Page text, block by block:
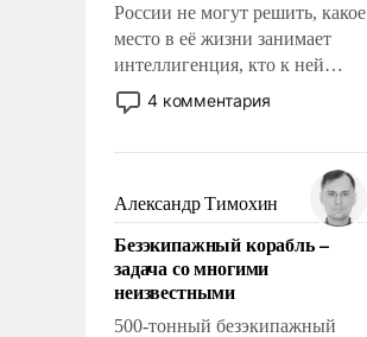
России не могут решить, какое
место в её жизни занимает
интеллигенция, кто к ней
принадлежит, а кого из неё
исключили с правом
чем она отличается от просто
образованных людей. Иногда
казалось, что эти вопросы
решены раз и навсегда, но –
нет, не решены.
4 комментария
Александр Тимохин
Безэкипажный корабль –
задача со многими
неизвестными
500-тонный безэкипажный